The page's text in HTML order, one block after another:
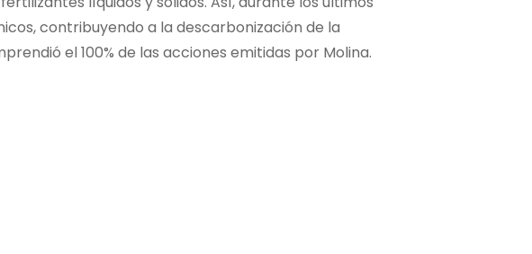
contribuyendo a la descarbonización de la
el 100% de las acciones emitidas por Molina.